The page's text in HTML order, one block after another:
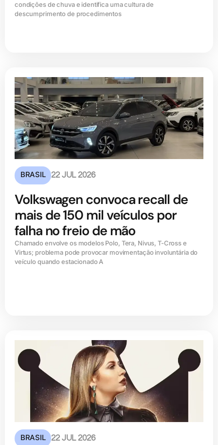
condições de chuva e identifica uma cultura de
descumprimento de procedimentos
BRASIL 22 JUL 2026
Volkswagen convoca recall de
mais de 150 mil veículos por
falha no freio de mão
Chamado envolve os modelos Polo, Tera, Nivus, T-Cross e
Virtus; problema pode provocar movimentação involuntária do
veículo quando estacionado A
BRASIL 22 JUL 2026